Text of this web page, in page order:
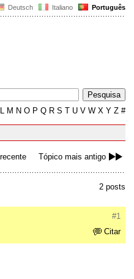
Deutsch Italiano Português
L M N O P Q R S T U V W X Y Z #
Tópico mais antigo
2 posts
#1
Citar